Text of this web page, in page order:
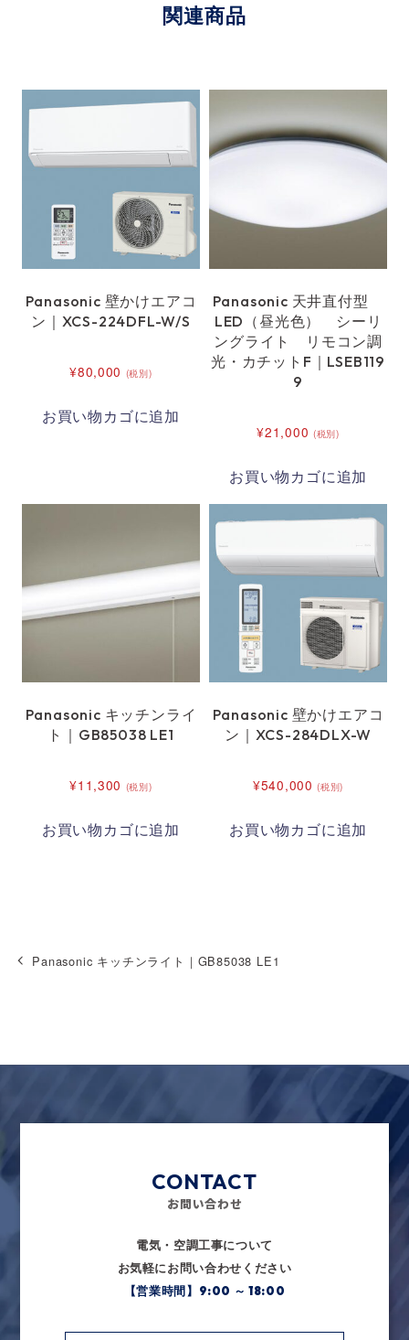
関連商品
Panasonic 壁かけエアコ
ン｜XCS-224DFL-W/S
¥80,000 (税別)
お買い物カゴに追加
Panasonic 天井直付型
LED（昼光色） シーリ
ングライト リモコン調
光・カチットF｜LSEB119
9
¥21,000 (税別)
お買い物カゴに追加
Panasonic キッチンライ
ト｜GB85038 LE1
¥11,300 (税別)
お買い物カゴに追加
Panasonic 壁かけエアコ
ン｜XCS-284DLX-W
¥540,000 (税別)
お買い物カゴに追加
Panasonic キッチンライト｜GB85038 LE1
CONTACT
電気・空調工事について
お気軽にお問い合わせください
【営業時間】9:00 ～ 18:00